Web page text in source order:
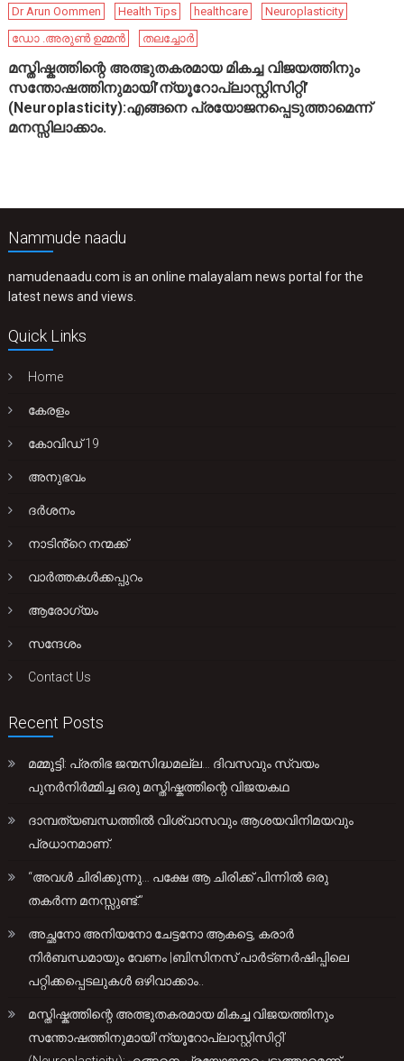
Dr Arun Oommen Health Tips healthcare
Neuroplasticity
ഡോ .അരുൺ ഉമ്മൻ
തലച്ചോർ
മസ്തിഷ്കത്തിന്റെ അത്ഭുതകരമായ മികച്ച വിജയത്തിനും
സന്തോഷത്തിനുമായി’ന്യൂറോപ്ലാസ്റ്റിസിറ്റി’
(Neuroplasticity):എങ്ങനെ പ്രയോജനപ്പെടുത്താമെന്ന്
മനസ്സിലാക്കാം.
Nammude naadu
namudenaadu.com is an online malayalam news portal for the
latest news and views.
Quick Links
Home
കേരളം
കോവിഡ് 19
അനുഭവം
ദർശനം
നാടിൻ്റെ നന്മക്ക്
വാർത്തകൾക്കപ്പുറം
ആരോഗ്യം
സന്ദേശം
Contact Us
Recent Posts
മമ്മൂട്ടി: പ്രതിഭ ജന്മസിദ്ധമല്ല… ദിവസവും സ്വയം
പുനർനിർമ്മിച്ച ഒരു മസ്തിഷ്കത്തിന്റെ വിജയകഥ
ദാമ്പത്യബന്ധത്തിൽ വിശ്വാസവും ആശയവിനിമയവും
പ്രധാനമാണ്.
“അവൾ ചിരിക്കുന്നു… പക്ഷേ ആ ചിരിക്ക് പിന്നിൽ ഒരു
തകർന്ന മനസ്സുണ്ട്.”
അച്ഛനോ അനിയനോ ചേട്ടനോ ആകട്ടെ, കരാർ
നിർബന്ധമായും വേണം |ബിസിനസ് പാർട്ണർഷിപ്പിലെ
പറ്റിക്കപ്പെടലുകൾ ഒഴിവാക്കാം..
മസ്തിഷ്കത്തിന്റെ അത്ഭുതകരമായ മികച്ച വിജയത്തിനും
സന്തോഷത്തിനുമായി’ന്യൂറോപ്ലാസ്റ്റിസിറ്റി’